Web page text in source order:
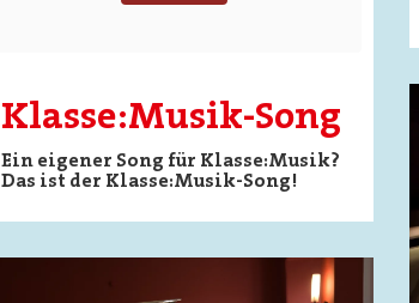
Klasse:Musik-Song
Ein eigener Song für Klasse:Musik?
Das ist der Klasse:Musik-Song!